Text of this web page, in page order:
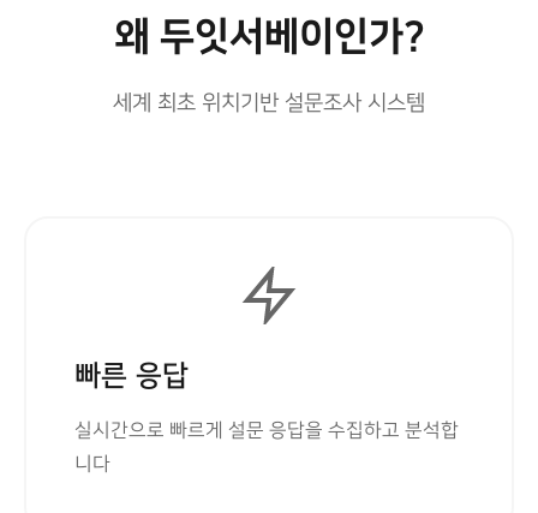
왜 두잇서베이인가?
세계 최초 위치기반 설문조사 시스템
빠른 응답
실시간으로 빠르게 설문 응답을 수집하고 분석합
니다